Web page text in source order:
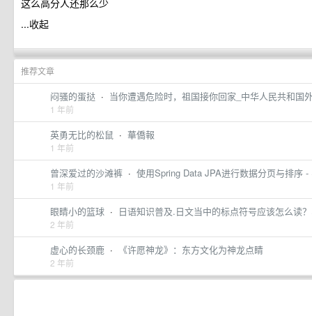
这么高分人还那么少
...收起
推荐文章
闷骚的蛋挞 · 当你遭遇危险时，祖国接你回家_中华人民共和国
1 年前
英勇无比的松鼠 · 華僑報
1 年前
曾深爱过的沙滩裤 · 使用Spring Data JPA进行数据分页与排序
1 年前
眼睛小的篮球 · 日语知识普及.日文当中的标点符号应该怎么读
2 年前
虚心的长颈鹿 · 《许愿神龙》：东方文化为神龙点睛
2 年前